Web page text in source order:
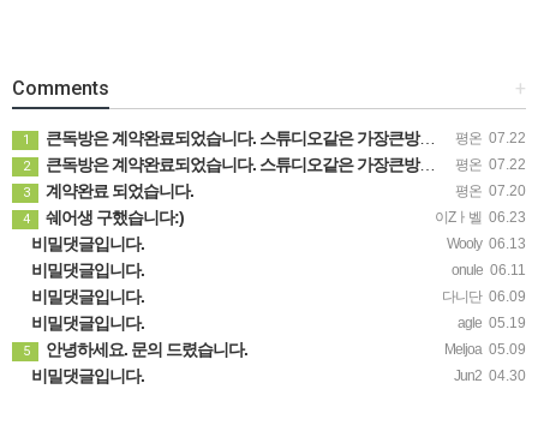
+
Comments
평온 07.22
1 큰독방은 계약완료되었습니다. 스튜디오같은 가장큰방을 2인동시 또는 혼자서 큰독방으로도 즉시입주 가능합니다.
평온 07.22
2 큰독방은 계약완료되었습니다. 스튜디오같은 가장큰방을 2인동시 또는 혼자서 큰독방으로도 즉시입주 가능합니다.
평온 07.20
3 계약완료 되었습니다.
이Zㅏ벨 06.23
4 쉐어생 구했습니다:)
Wooly 06.13
비밀댓글입니다.
onule 06.11
비밀댓글입니다.
다니단 06.09
비밀댓글입니다.
agle 05.19
비밀댓글입니다.
Meljoa 05.09
5 안녕하세요. 문의 드렸습니다.
Jun2 04.30
비밀댓글입니다.